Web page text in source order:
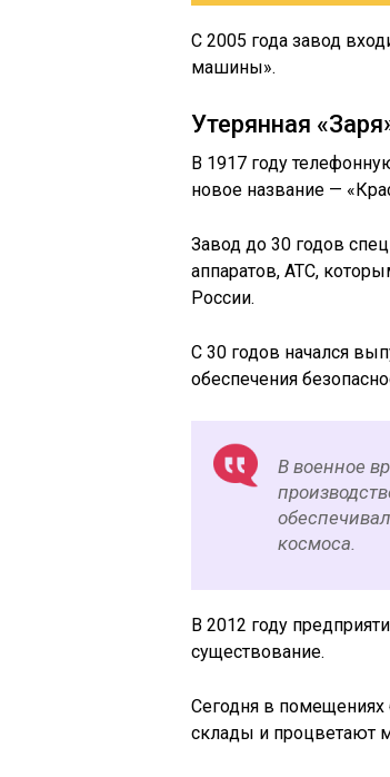
С 2005 года завод
машины».
Утерянная
В 1917 году
новое название —
Завод до 30 годов
аппаратов, АТС,
России.
С 30 годов начался
обеспечения
В военное
космоса.
В 2012 году
существование.
Сегодня в
склады и процветают